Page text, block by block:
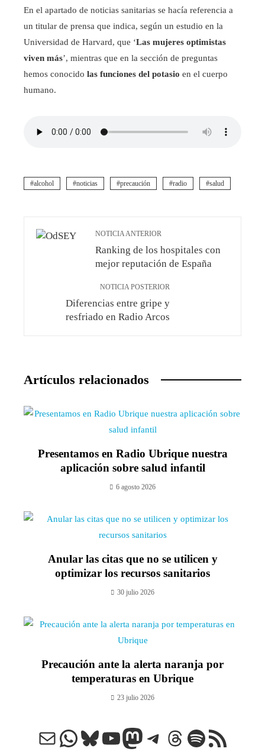
En el apartado de noticias sanitarias se hacía referencia a
un titular de prensa que indica, según un estudio en la
Universidad de Harvard, que ‘Las mujeres optimistas
viven más’, mientras que en la sección de preguntas
hemos conocido las funciones del potasio en el cuerpo
humano.
alcohol noticias precaución radio salud
NOTICIA ANTERIOR
Ranking de los hospitales con
mejor reputación de España
NOTICIA POSTERIOR
Diferencias entre gripe y
resfriado en Radio Arcos
Artículos relacionados
Presentamos en Radio Ubrique nuestra
aplicación sobre salud infantil
6 agosto 2026
Anular las citas que no se utilicen y
optimizar los recursos sanitarios
30 julio 2026
Precaución ante la alerta naranja por
temperaturas en Ubrique
23 julio 2026
Correo electrónico
WhatsApp
Bluesky
YouTube
Mastodon
Telegram
Threads
Spotify
Feed RSS